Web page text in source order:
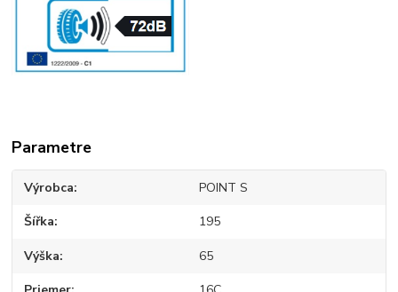
Parametre
Výrobca POINT S
Šířka 195
Výška 65